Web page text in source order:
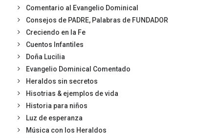
Comentario al Evangelio Dominical
Consejos de PADRE, Palabras de FUNDADOR
Creciendo en la Fe
Cuentos Infantiles
Doña Lucilia
Evangelio Dominical Comentado
Heraldos sin secretos
Hisotrias & ejemplos de vida
Historia para niños
Luz de esperanza
Música con los Heraldos